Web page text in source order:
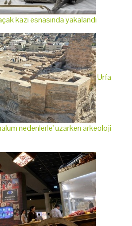
kazı esnasında yakalandı
Urfa
nedenlerle' uzarken arkeoloji